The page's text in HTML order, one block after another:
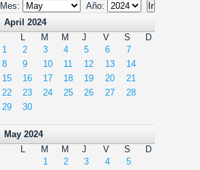
Mes:
Año:
April 2024
L
M M J V S
D
1
2 3 4 5 6
7
8
9 10 11 12 13
14
15
16 17 18 19 20
21
22
23 24 25 26 27
28
29
30
May 2024
L
M M J V S
D
1
2 3 4
5